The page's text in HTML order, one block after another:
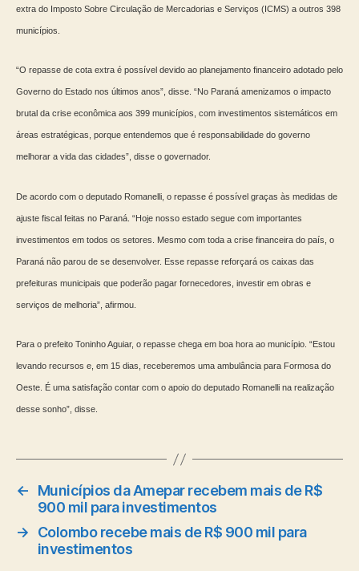
extra do Imposto Sobre Circulação de Mercadorias e Serviços (ICMS) a outros 398
municípios.
“O repasse de cota extra é possível devido ao planejamento financeiro adotado pelo
Governo do Estado nos últimos anos”, disse. “No Paraná amenizamos o impacto
brutal da crise econômica aos 399 municípios, com investimentos sistemáticos em
áreas estratégicas, porque entendemos que é responsabilidade do governo
melhorar a vida das cidades”, disse o governador.
De acordo com o deputado Romanelli, o repasse é possível graças às medidas de
ajuste fiscal feitas no Paraná. “Hoje nosso estado segue com importantes
investimentos em todos os setores. Mesmo com toda a crise financeira do país, o
Paraná não parou de se desenvolver. Esse repasse reforçará os caixas das
prefeituras municipais que poderão pagar fornecedores, investir em obras e
serviços de melhoria”, afirmou.
Para o prefeito Toninho Aguiar, o repasse chega em boa hora ao município. “Estou
levando recursos e, em 15 dias, receberemos uma ambulância para Formosa do
Oeste. É uma satisfação contar com o apoio do deputado Romanelli na realização
desse sonho”, disse.
←
Municípios da Amepar recebem mais de R$
900 mil para investimentos
→
Colombo recebe mais de R$ 900 mil para
investimentos